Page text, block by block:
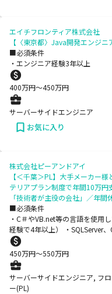
エイチフロンティア株式会社
【〈東京都〉Java開発エンジ
■必須条件
・エンジニア経験3年以上
400万円〜450万円
サーバーサイドエンジニア
お気に入り
株式会社ピーアンドアイ
【＜千葉＞PL】大手メーカー
テリアプラン制度で年間10万
「技術者が主役の会社」／年間
■必須条件
・C＃やVB.net等の言語を使用
経験で4年以上） ・SQLServer
450万円〜550万円
サーバーサイドエンジニア, フ
ー(PL)